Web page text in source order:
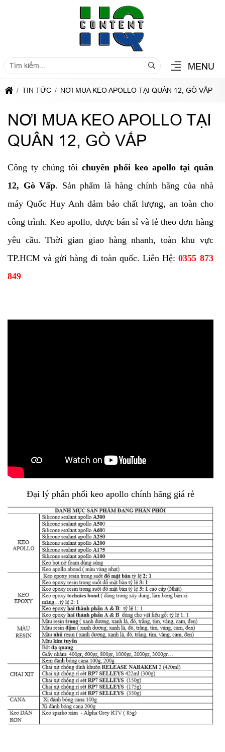
MENU
TIN TỨC NƠI MUA KEO APOLLO TẠI QUÂN 12, GÒ VẤP
NƠI MUA KEO APOLLO TẠI
QUÂN 12, GÒ VẤP
Công ty chúng tôi chuyên phối keo apollo tại quân
12, Gò Vấp. Sản phẩm là hàng chính hãng của nhà
máy Quốc Huy Anh đảm bảo chất lượng, an toàn cho
công trình. Keo apollo, được bán sỉ và lẻ theo đơn hàng
yêu cầu. Thời gian giao hàng nhanh, toàn khu vực
TP.HCM và gửi hàng đi toàn quốc. Liên Hệ:0355 873
849
Đại lý phân phối keo apollo chính hãng giá rẻ